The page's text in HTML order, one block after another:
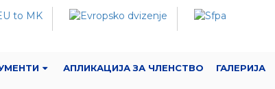
АПЛИКАЦИЈА ЗА ЧЛЕНСТВО ГАЛЕРИЈА